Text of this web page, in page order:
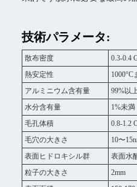
技術パラメータ:
散布密度
0.3-0.4
熱安定性
1000°C
アルミニウム含有量
99%以
水分含有量
1%未満
毛孔体積
0.8-1.2
毛穴の大きさ
10〜
表面ヒドロキシル群
表面水
粒子の大きさ
2mm